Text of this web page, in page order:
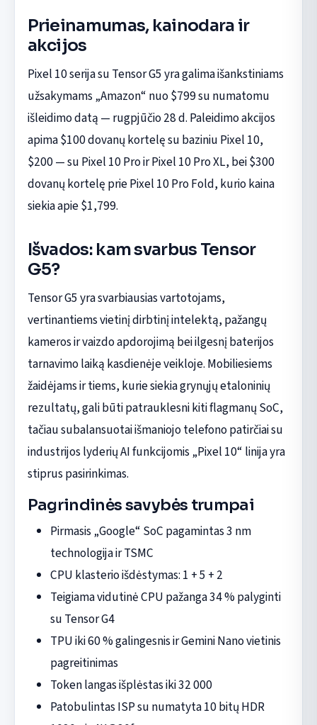
Prieinamumas, kainodara ir
akcijos
Pixel 10 serija su Tensor G5 yra galima išankstiniams
užsakymams „Amazon“ nuo $799 su numatomu
išleidimo datą — rugpjūčio 28 d. Paleidimo akcijos
apima $100 dovanų kortelę su baziniu Pixel 10,
$200 — su Pixel 10 Pro ir Pixel 10 Pro XL, bei $300
dovanų kortelę prie Pixel 10 Pro Fold, kurio kaina
siekia apie $1,799.
Išvados: kam svarbus Tensor
G5?
Tensor G5 yra svarbiausias vartotojams,
vertinantiems vietinį dirbtinį intelektą, pažangų
kameros ir vaizdo apdorojimą bei ilgesnį baterijos
tarnavimo laiką kasdienėje veikloje. Mobiliesiems
žaidėjams ir tiems, kurie siekia grynųjų etaloninių
rezultatų, gali būti patrauklesni kiti flagmanų SoC,
tačiau subalansuotai išmaniojo telefono patirčiai su
industrijos lyderių AI funkcijomis „Pixel 10“ linija yra
stiprus pasirinkimas.
Pagrindinės savybės trumpai
Pirmasis „Google“ SoC pagamintas 3 nm
technologija ir TSMC
CPU klasterio išdėstymas: 1 + 5 + 2
Teigiama vidutinė CPU pažanga 34 % palyginti
su Tensor G4
TPU iki 60 % galingesnis ir Gemini Nano vietinis
pagreitinimas
Token langas išplėstas iki 32 000
Patobulintas ISP su numatyta 10 bitų HDR